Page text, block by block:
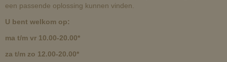
een passende oplossing kunnen vinden.
U bent welkom op:
ma t/m vr 10.00-20.00*
za t/m zo 12.00-20.00*